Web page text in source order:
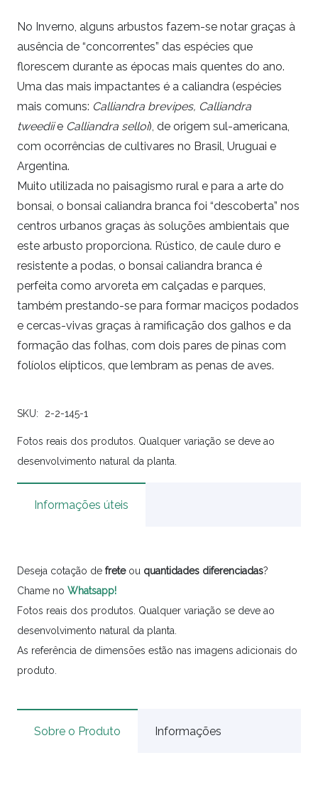
No Inverno, alguns arbustos fazem-se notar graças à
ausência de “concorrentes” das espécies que
florescem durante as épocas mais quentes do ano.
Uma das mais impactantes é a caliandra (espécies
mais comuns: Calliandra brevipes, Calliandra
tweediie Calliandra selloi), de origem sul-americana,
com ocorrências de cultivares no Brasil, Uruguai e
Argentina.
Muito utilizada no paisagismo rural e para a arte do
bonsai, o bonsai caliandra branca foi “descoberta” nos
centros urbanos graças às soluções ambientais que
este arbusto proporciona. Rústico, de caule duro e
resistente a podas, o bonsai caliandra branca é
perfeita como arvoreta em calçadas e parques,
também prestando-se para formar maciços podados
e cercas-vivas graças à ramificação dos galhos e da
formação das folhas, com dois pares de pinas com
folíolos elípticos, que lembram as penas de aves.
SKU: 2-2-145-1
Fotos reais dos produtos. Qualquer variação se deve ao
desenvolvimento natural da planta.
Informações úteis
Deseja cotação de freteou quantidades diferenciadas?
Chame no Whatsapp!
Fotos reais dos produtos. Qualquer variação se deve ao
desenvolvimento natural da planta.
As referência de dimensões estão nas imagens adicionais do
produto.
Sobre o Produto Informações